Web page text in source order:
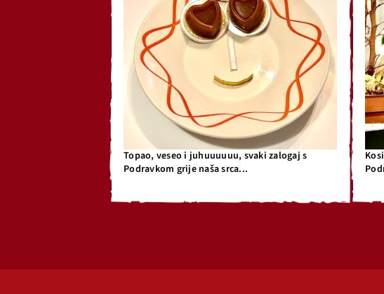
Topao, veseo i juhuuuuuu, svaki zalogaj s
Podravkom grije naša srca...